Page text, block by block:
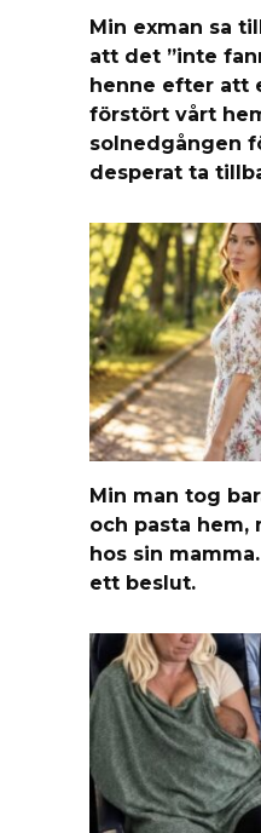
Min exman sa
att det ”inte
henne efter att
förstört vårt
solnedgången
desperat ta
Min man tog
och pasta hem,
hos sin
ett beslut.